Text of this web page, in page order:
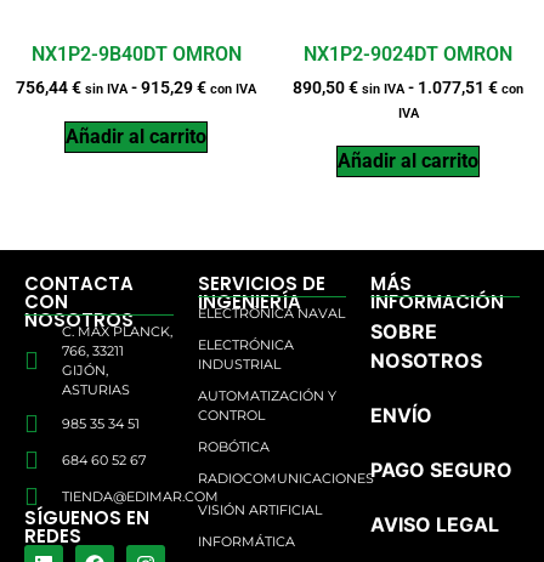
NX1P2-9B40DT OMRON
756,44€ sin IVA -915,29€ con IVA
Añadir al carrito
NX1P2-9024DT OMRON
890,50€ sin IVA - 1.077,51 € con
IVA
Añadir al carrito
CONTACTA
CON
NOSOTROS
C. MAX PLANCK,
766, 33211
GIJÓN,
ASTURIAS
985 35 34 51
684 60 52 67
TIENDA@EDIMAR.COM
SÍGUENOS EN
REDES
SERVICIOS DE
INGENIERÍA
ELECTRÓNICA NAVAL
ELECTRÓNICA
INDUSTRIAL
AUTOMATIZACIÓN Y
CONTROL
ROBÓTICA
RADIOCOMUNICACIONES
VISIÓN ARTIFICIAL
INFORMÁTICA
MÁS
INFORMACIÓN
SOBRE
NOSOTROS
ENVÍO
PAGO SEGURO
AVISO LEGAL